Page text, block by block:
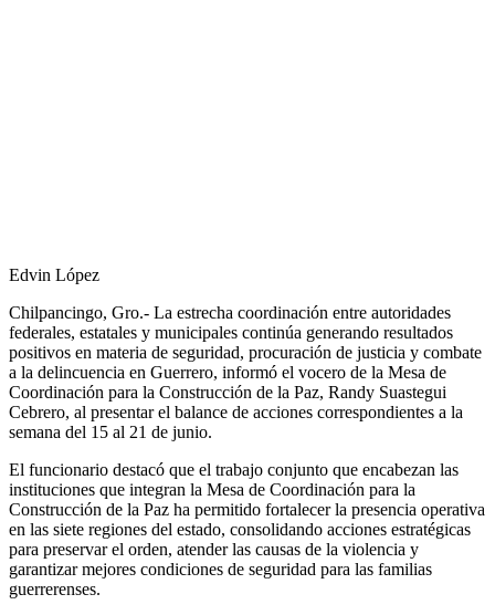
Edvin López
Chilpancingo, Gro.- La estrecha coordinación entre autoridades
federales, estatales y municipales continúa generando resultados
positivos en materia de seguridad, procuración de justicia y combate
a la delincuencia en Guerrero, informó el vocero de la Mesa de
Coordinación para la Construcción de la Paz, Randy Suastegui
Cebrero, al presentar el balance de acciones correspondientes a la
semana del 15 al 21 de junio.
El funcionario destacó que el trabajo conjunto que encabezan las
instituciones que integran la Mesa de Coordinación para la
Construcción de la Paz ha permitido fortalecer la presencia operativa
en las siete regiones del estado, consolidando acciones estratégicas
para preservar el orden, atender las causas de la violencia y
garantizar mejores condiciones de seguridad para las familias
guerrerenses.